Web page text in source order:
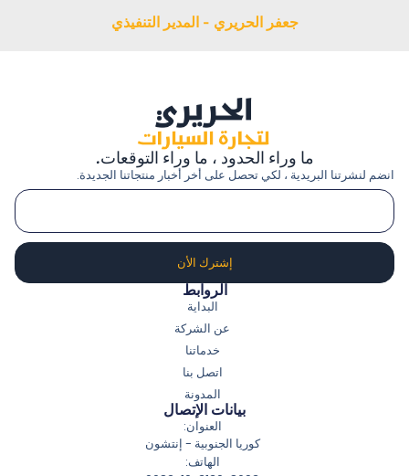
جعفر الحريري - المدير التنفيذي
ما وراء الحدود ، ما وراء التوقعات.
انضم لنشرتنا البريدية ، لكي تحصل على أخر أخبار منتجاتنا الجديدة.
إشترك الأن
الروابط
البداية
عن الشركة
خدماتنا
اتصل بنا
المدونة
بيانات الإتصال
العنوان:
كوريا الجنوبية - إنتشون
الهاتف: